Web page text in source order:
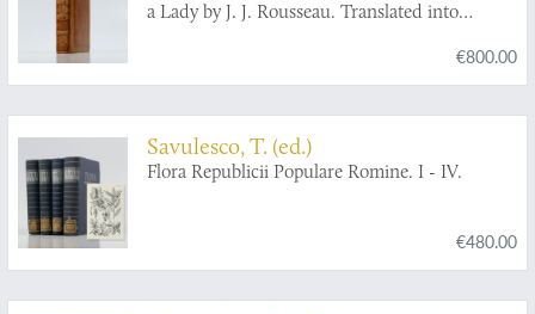
a Lady by J. J. Rousseau. Translated into
additional letters, fully explaining the system of
Linnaeus by Thomas Martyn, B.D.F.R. & L.SS,
[AND] Thirty-eight plates with explanations;
intended to illustrate Linnaeus's system of
€800.00
Savulesco, T. (ed.)
Flora Republicii Populare Romine. I - IV.
€480.00